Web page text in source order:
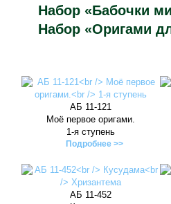
Набор «Бабочки
Набор «Оригами
АБ 11-121
Моё первое оригами.
1-я ступень
Подробнее >>
АБ 11-452